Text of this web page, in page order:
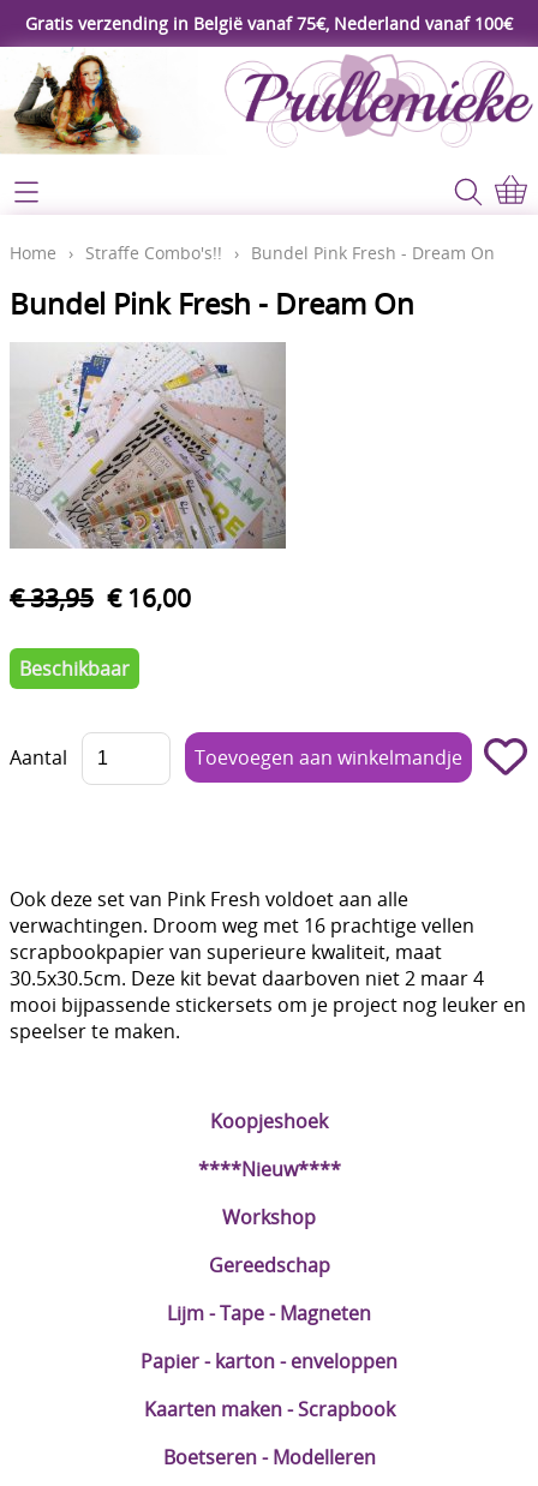
Gratis verzending in België vanaf 75€, Nederland vanaf 100€
Webshop
Koopjeshoek
****Nieuw****
Workshop
Gereedschap
Lijm - Tape - Magneten
Papier - karton - enveloppen
Kaarten maken - Scrapbook
Bullet Journalling
Haken - Vilt
Kleuren - verf - Mediums
Kleurboeken en Handboeken
Cadeaubon
Home
Contact
Mijn account
Video's
Blog
Koopjeshoek
****Nieuw****
Workshop
Gereedschap
Lijm - Tape - Magneten
Papier - karton - enveloppen
Kaarten maken - Scrapbook
Boetseren - Modelleren
Home › Straffe Combo's!! › Bundel Pink Fresh - Dream On
Bundel Pink Fresh - Dream On
€ 33,95 € 16,00
Beschikbaar
Aantal
Ook deze set van Pink Fresh voldoet aan alle
verwachtingen. Droom weg met 16 prachtige vellen
scrapbookpapier van superieure kwaliteit, maat
30.5x30.5cm. Deze kit bevat daarboven niet 2 maar 4
mooi bijpassende stickersets om je project nog leuker en
speelser te maken.